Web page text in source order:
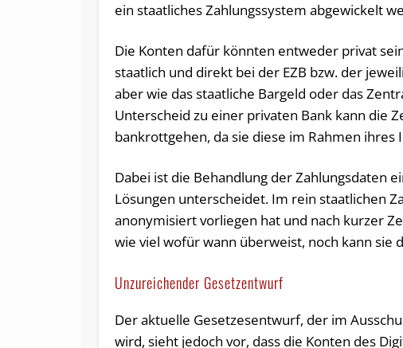
ein staatliches Zahlungssystem abgewickelt
Die Konten dafür könnten entweder privat
staatlich und direkt bei der EZB bzw. der
aber wie das staatliche Bargeld oder das
Unterscheid zu einer privaten Bank kann die
bankrottgehen, da sie diese im Rahmen
Dabei ist die Behandlung der Zahlungsdaten
Lösungen unterscheidet. Im rein staatlichen
anonymisiert vorliegen hat und nach kurzer
wie viel wofür wann überweist, noch kann sie
Unzureichender Gesetzentwurf
Der aktuelle Gesetzesentwurf, der im
wird, sieht jedoch vor, dass die Konten des